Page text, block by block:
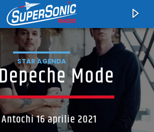
STAR AGENDA
Mode
16 aprilie 2021